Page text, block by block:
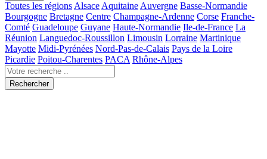
Toutes les régions Alsace Aquitaine Auvergne Basse-Normandie
Bourgogne Bretagne Centre Champagne-Ardenne Corse Franche-
Comté Guadeloupe Guyane Haute-Normandie Ile-de-France La
Réunion Languedoc-Roussillon Limousin Lorraine Martinique
Mayotte Midi-Pyrénées Nord-Pas-de-Calais Pays de la Loire
Picardie Poitou-Charentes PACA Rhône-Alpes
Rechercher